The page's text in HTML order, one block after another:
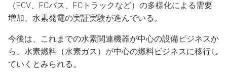
（FCV、FCバス、FCトラックなど）の多様化による需要
増加、水素発電の実証実験が進んでいる。
今後は、これまでの水素関連機器が中心の設備ビジネスか
ら、水素燃料（水素ガス）が中心の燃料ビジネスに移行し
ていくとみられる。